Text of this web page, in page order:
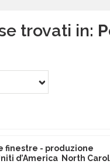
trovati in:
finestre - produzione
d’America North